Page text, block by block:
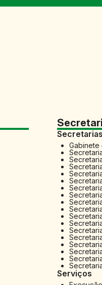
Secretarias
Gabinete
Serviços